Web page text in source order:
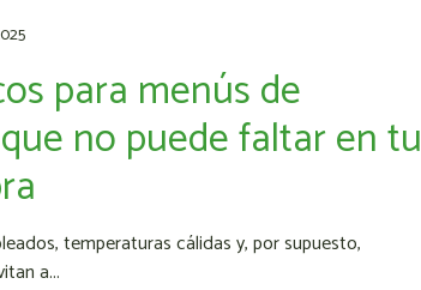
para menús de
no puede faltar en tu
temperaturas cálidas y, por supuesto,
a...